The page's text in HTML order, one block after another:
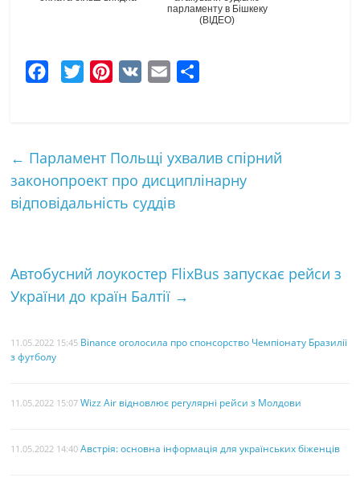
парламенту в Бішкеку
(ВІДЕО)
b
o
o
t
e
r
e
r
e
l
к
а
← Парламент Польщі ухвалив спірний
законопроект про дисциплінарну
відповідальність суддів
Автобусний лоукостер FlixBus запускає рейси з
України до країн Балтії →
11.05.2022 15:45 Binance оголосила про спонсорство Чемпіонату Бразилії
з футболу
11.05.2022 15:07 Wizz Air відновлює регулярні рейси з Молдови
11.05.2022 14:40 Австрія: основна інформація для українських біженців